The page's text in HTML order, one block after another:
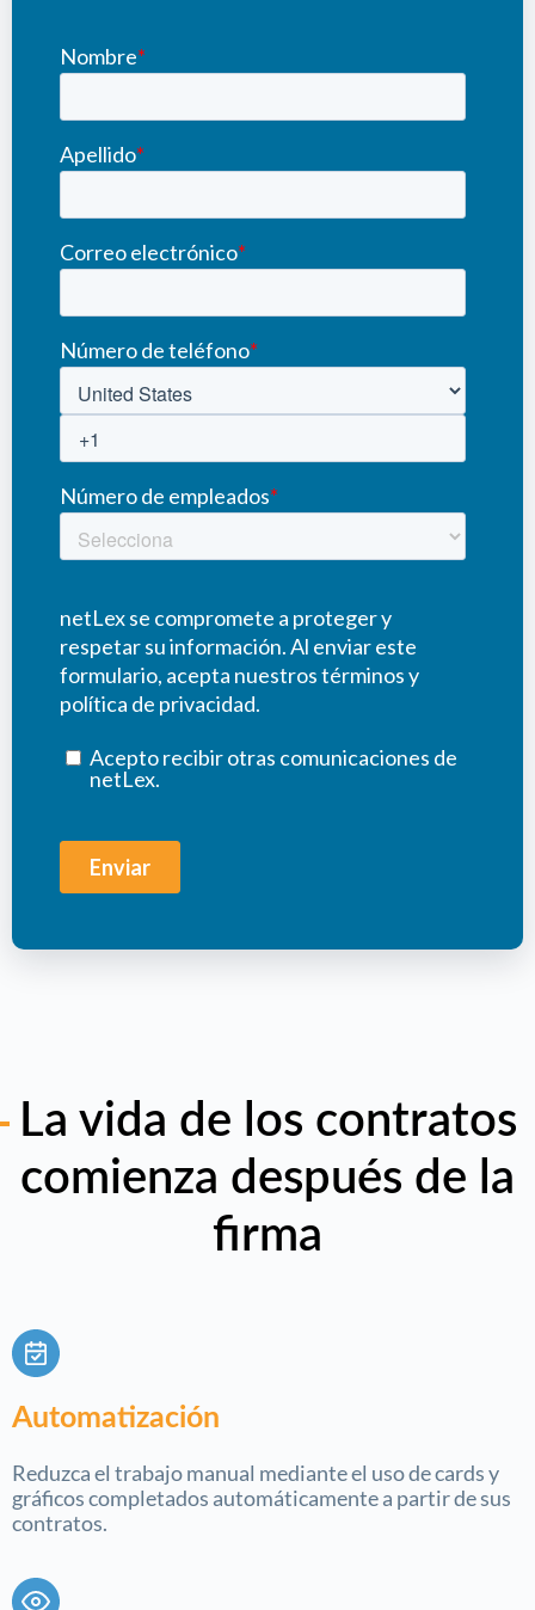
La vida de los contratos
comienza después de la
firma
Automatización
Reduzca el trabajo manual mediante el uso de cards y
gráficos completados automáticamente a partir de sus
contratos.